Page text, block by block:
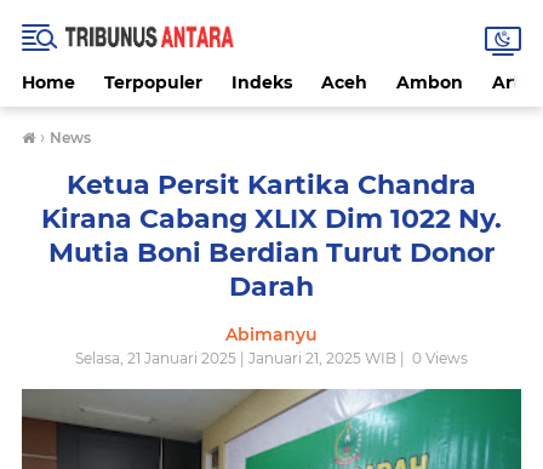
Home Terpopuler Indeks Aceh Ambon
› News
Ketua Persit Kartika Chandra
Kirana Cabang XLIX Dim 1022 Ny.
Mutia Boni Berdian Turut Donor
Darah
Abimanyu
Selasa, 21 Januari 2025 | Januari 21, 2025 WIB | 0 Views